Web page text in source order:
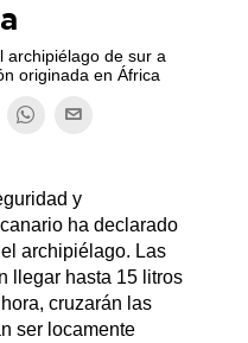
archipiélago de sur a
originada en África
y
ha declarado
archipiélago. Las
llegar hasta 15 litros
cruzarán las
ser locamente